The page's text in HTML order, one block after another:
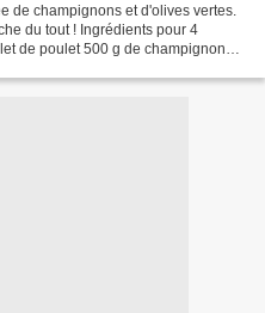
de champignons et d'olives vertes.
du tout ! Ingrédients pour 4
de poulet 500 g de champignons